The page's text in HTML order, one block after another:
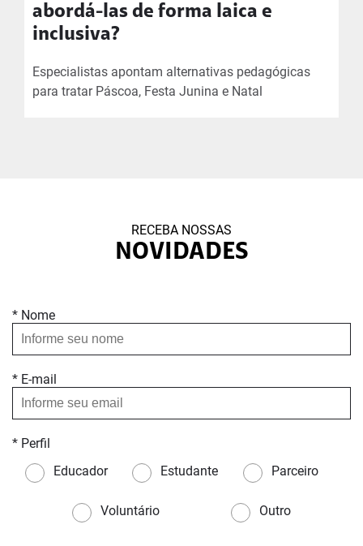
abordá-las de forma laica e
inclusiva?
Especialistas apontam alternativas pedagógicas
para tratar Páscoa, Festa Junina e Natal
RECEBA NOSSAS
NOVIDADES
* Nome
* E-mail
* Perfil
Educador
Estudante Parceiro
Voluntário Outro